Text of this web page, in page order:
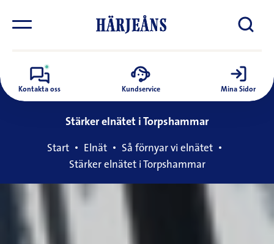
Kontakta oss Kundservice Mina Sidor
Stärker elnätet i Torpshammar
Start Elnät
Så förnyar vi elnätet
Stärker elnätet i Torpshammar